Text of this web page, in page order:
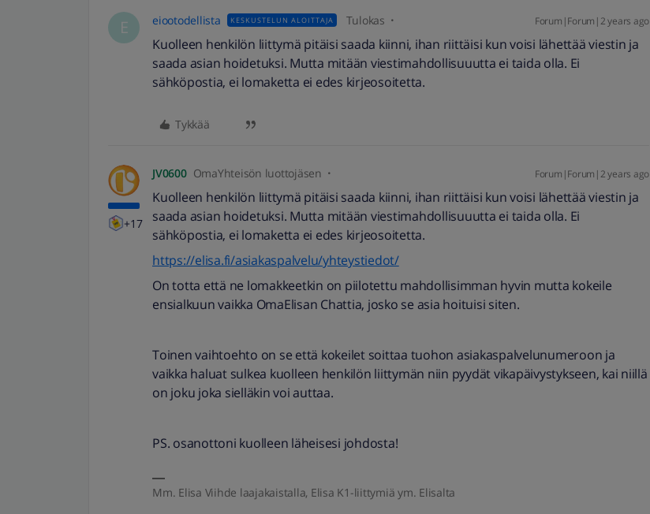
E eiootodellista KESKUSTELUN ALOITTAJA Tulokas Forum|Forum|2 years ago
Kuolleen henkilön liittymä pitäisi saada kiinni, ihan riittäisi kun voisi lähettää viestin ja
saada asian hoidetuksi. Mutta mitään viestimahdollisuuutta ei taida olla. Ei
sähköpostia, ei lomaketta ei edes kirjeosoitetta.
Tykkää
+17
JV0600 OmaYhteisön luottojäsen Forum|Forum|2 years ago
Kuolleen henkilön liittymä pitäisi saada kiinni, ihan riittäisi kun voisi lähettää viestin ja
saada asian hoidetuksi. Mutta mitään viestimahdollisuuutta ei taida olla. Ei
sähköpostia, ei lomaketta ei edes kirjeosoitetta.
https://elisa.fi/asiakaspalvelu/yhteystiedot/
On totta että ne lomakkeetkin on piilotettu mahdollisimman hyvin mutta kokeile
ensialkuun vaikka OmaElisan Chattia, josko se asia hoituisi siten.
Toinen vaihtoehto on se että kokeilet soittaa tuohon asiakaspalvelunumeroon ja
vaikka haluat sulkea kuolleen henkilön liittymän niin pyydät vikapäivystykseen, kai niillä
on joku joka sielläkin voi auttaa.
PS. osanottoni kuolleen läheisesi johdosta!
Mm. Elisa Viihde laajakaistalla, Elisa K1-liittymiä ym. Elisalta